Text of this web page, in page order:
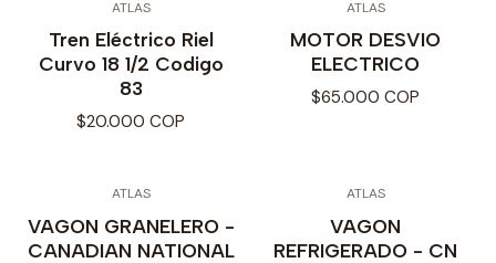
ATLAS
Tren Eléctrico Riel
Curvo 18 1/2 Codigo
83
$20.000 COP
ATLAS
MOTOR DESVIO
ELECTRICO
$65.000 COP
ATLAS
VAGON GRANELERO -
CANADIAN NATIONAL
ATLAS
VAGON
REFRIGERADO - CN